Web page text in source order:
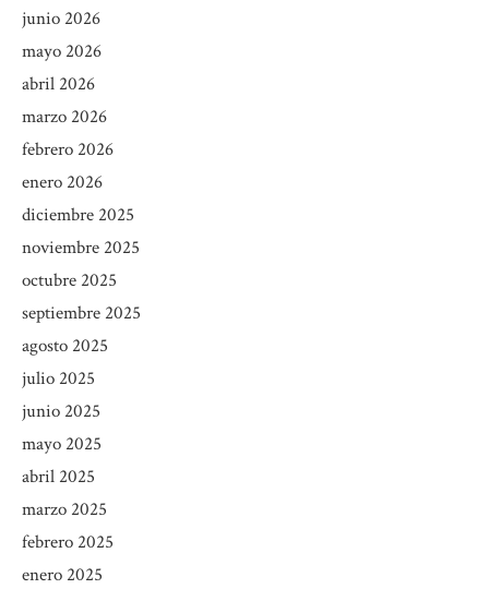
junio 2026
mayo 2026
abril 2026
marzo 2026
febrero 2026
enero 2026
diciembre 2025
noviembre 2025
octubre 2025
septiembre 2025
agosto 2025
julio 2025
junio 2025
mayo 2025
abril 2025
marzo 2025
febrero 2025
enero 2025